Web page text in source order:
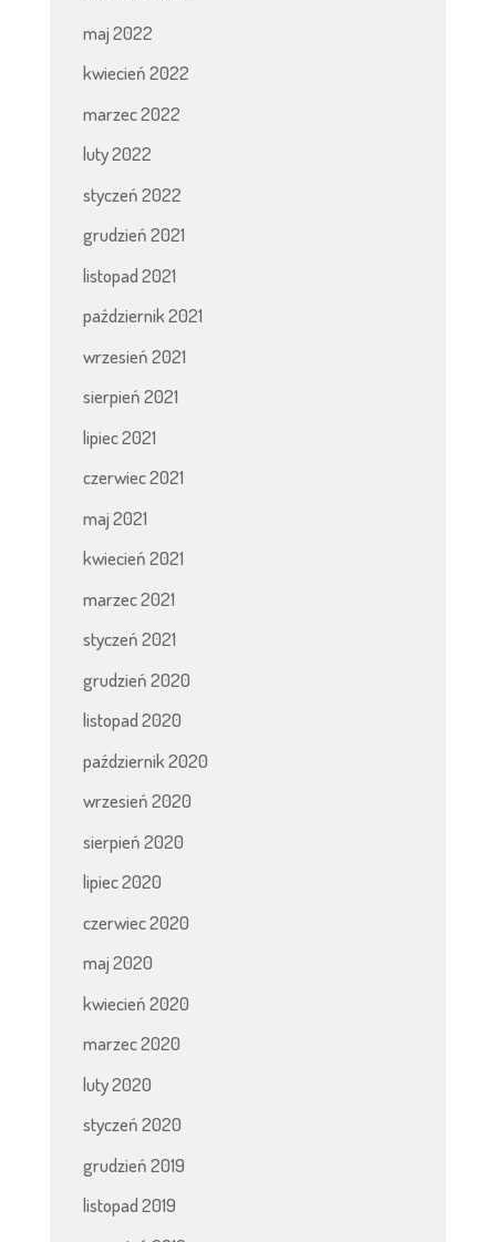
maj 2022
kwiecień 2022
marzec 2022
luty 2022
styczeń 2022
grudzień 2021
listopad 2021
październik 2021
wrzesień 2021
sierpień 2021
lipiec 2021
czerwiec 2021
maj 2021
kwiecień 2021
marzec 2021
styczeń 2021
grudzień 2020
listopad 2020
październik 2020
wrzesień 2020
sierpień 2020
lipiec 2020
czerwiec 2020
maj 2020
kwiecień 2020
marzec 2020
luty 2020
styczeń 2020
grudzień 2019
listopad 2019